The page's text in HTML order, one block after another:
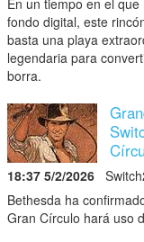
fondo digital, este
basta una playa
legendaria para
borra.
18:37 5/2/2026
Bethesda ha
Gran Círculo hará uso